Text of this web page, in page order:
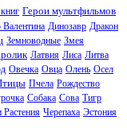
Герои мультфильмов
Валентина Динозавр Дракон
Земноводные Змея
Латвия Лиса Литва
Овечка Овца Олень Осел
Пчела Рождество
Собака Сова Тигр
Черепаха Эстония